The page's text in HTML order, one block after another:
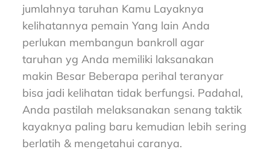
jumlahnya taruhan Kamu Layaknya
kelihatannya pemain Yang lain Anda
perlukan membangun bankroll agar
taruhan yg Anda memiliki laksanakan
makin Besar Beberapa perihal teranyar
bisa jadi kelihatan tidak berfungsi. Padahal,
Anda pastilah melaksanakan senang taktik
kayaknya paling baru kemudian lebih sering
berlatih & mengetahui caranya.